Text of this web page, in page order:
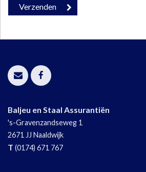
Baljeu en Staal Assurantiën
's-Gravenzandseweg 1
2671 JJ Naaldwijk
T (0174) 671 767